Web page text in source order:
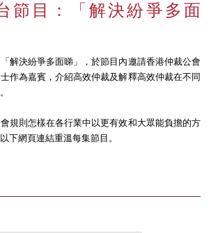
節目：「解決紛爭多面
解決紛爭多面睇」，於節目內邀請香港仲裁公會
作為嘉賓，介紹高效仲裁及解釋高效仲裁在不同
規則怎樣在各行業中以更有效和大眾能負擔的方
下網頁連結重溫每集節目。